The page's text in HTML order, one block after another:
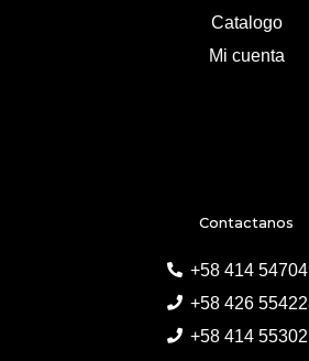
Contactanos
+58 414
+58 426
+58 414
Catalogo
Mi cuenta